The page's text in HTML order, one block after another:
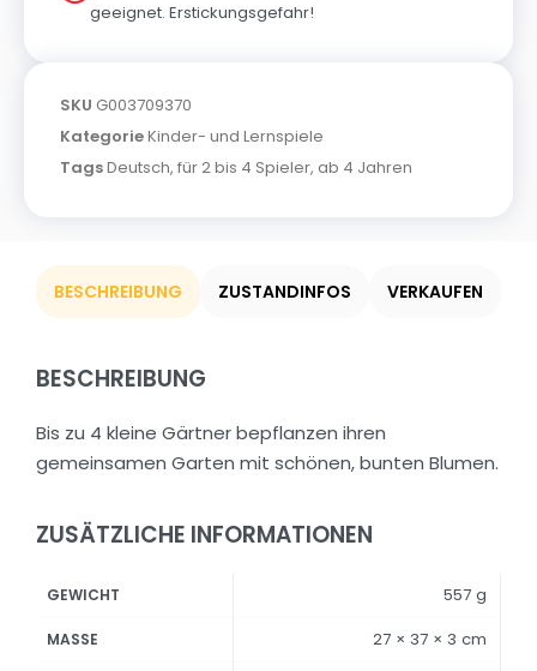
geeignet. Erstickungsgefahr!
SKU G003709370
KategorieKinder- und Lernspiele
TagsDeutsch, für 2 bis 4 Spieler, ab 4 Jahren
BESCHREIBUNG ZUSTANDINFOS VERKAUFEN
BESCHREIBUNG
Bis zu 4 kleine Gärtner bepflanzen ihren
gemeinsamen Garten mit schönen, bunten Blumen.
ZUSÄTZLICHE INFORMATIONEN
GEWICHT 557 g
MASSE 27 × 37 × 3 cm